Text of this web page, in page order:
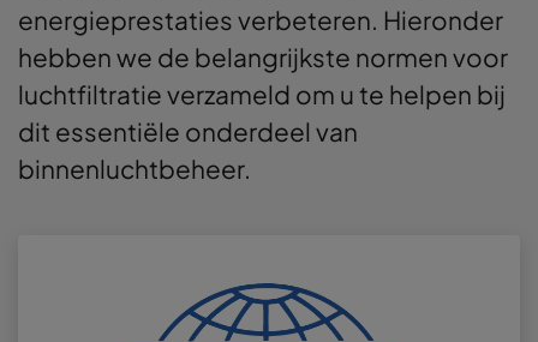
energieprestaties verbeteren. Hieronder
hebben we de belangrijkste normen voor
luchtfiltratie verzameld om u te helpen bij
dit essentiële onderdeel van
binnenluchtbeheer.